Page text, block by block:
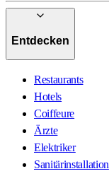
Entdecken
Restaurants
Hotels
Coiffeure
Ärzte
Elektriker
Sanitärinstallation